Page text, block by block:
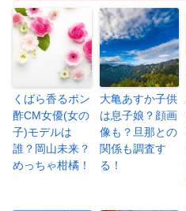
くばら香るポン
酢CM女優(女の
子)モデルは
誰？岡山未来？
めっちゃ柑橘！
大亀あすか子供
は息子娘？顔画
像も？旦那との
関係も調査す
る！